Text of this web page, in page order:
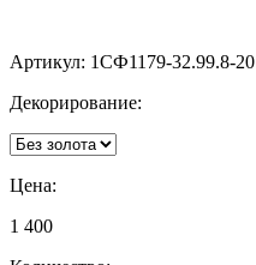
Артикул: 1СФ1179-32.99.8-20
Декорирование:
Цена:
1 400